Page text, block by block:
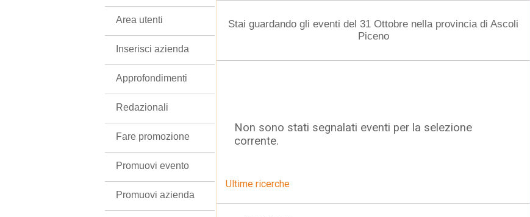
Stai guardando gli eventi del 31 Ottobre nella provincia di Ascoli
Piceno
Non sono stati segnalati eventi per la selezione
corrente.
Ultime ricerche
Area utenti
Inserisci azienda
Approfondimenti
Redazionali
Fare promozione
Promuovi evento
Promuovi azienda